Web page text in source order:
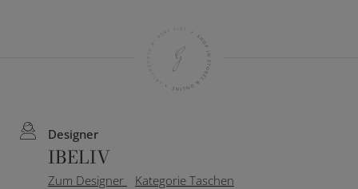
Designer
IBELIV
Zum Designer Kategorie Taschen